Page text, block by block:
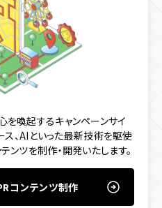
を喚起するキャンペーンサイ
ス、AIといった最新技術を駆使
ンツを制作・開発いたします。
コンテンツ制作